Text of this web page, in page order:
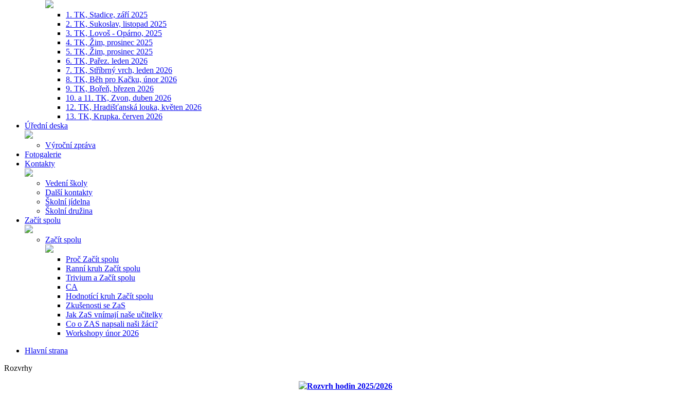
1. TK, Stadice, září 2025
2. TK, Sukoslav, listopad 2025
3. TK, Lovoš - Opárno, 2025
4. TK, Žim, prosinec 2025
5. TK, Žim, prosinec 2025
6. TK, Pařez. leden 2026
7. TK, Stříbrný vrch, leden 2026
8. TK, Běh pro Kačku, únor 2026
9. TK, Bořeň, březen 2026
10. a 11. TK, Zvon, duben 2026
12. TK, Hradišťanská louka, květen 2026
13. TK, Krupka. červen 2026
Úřední deska
Výroční zpráva
Fotogalerie
Kontakty
Vedení školy
Další kontakty
Školní jídelna
Školní družina
Začít spolu
Začít spolu
Proč Začít spolu
Ranní kruh Začít spolu
Trivium a Začít spolu
CA
Hodnotící kruh Začít spolu
Zkušenosti se ZaS
Jak ZaS vnímají naše učitelky
Co o ZAS napsali naši žáci?
Workshopy únor 2026
Hlavní strana
Rozvrhy
Rozvrh hodin 2025/2026